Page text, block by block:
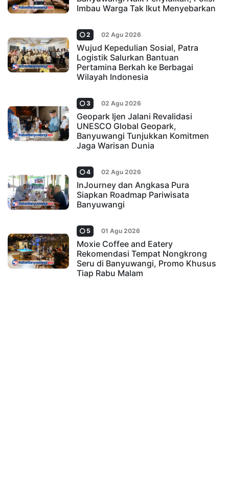
Imbau Warga Tak Ikut Menyebarkan
2 02 Agu 2026
Wujud Kepedulian Sosial, Patra
Logistik Salurkan Bantuan
Pertamina Berkah ke Berbagai
Wilayah Indonesia
3 02 Agu 2026
Geopark Ijen Jalani Revalidasi
UNESCO Global Geopark,
Banyuwangi Tunjukkan Komitmen
Jaga Warisan Dunia
4 02 Agu 2026
InJourney dan Angkasa Pura
Siapkan Roadmap Pariwisata
Banyuwangi
5 01 Agu 2026
Moxie Coffee and Eatery
Rekomendasi Tempat Nongkrong
Seru di Banyuwangi, Promo Khusus
Tiap Rabu Malam